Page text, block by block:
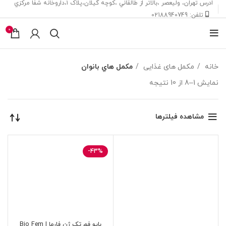
ادرس تهران، ‎وليعصر ،بالاتر از طالقاني ،كوچه گيلان،پلاک ۱،داروخانه شفا مركزي
تلفن: 02188940749
0
خانه مکمل های غذایی
مکمل هاي بانوان
نمایش 1–8 از 10 نتیجه
مشاهده فیلترها
-43%